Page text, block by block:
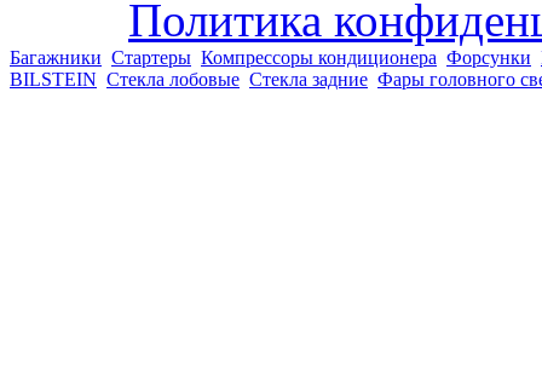
Политика
Багажники Стартеры Компрессоры кондиционера Форсунки
BILSTEIN Стекла лобовые Стекла задние Фары головного